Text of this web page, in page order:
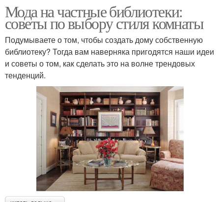
Мода на частные библиотеки:
советы по выбору стиля комнаты
Подумываете о том, чтобы создать дому собственную
библиотеку? Тогда вам наверняка пригодятся наши идеи
и советы о том, как сделать это на волне трендовых
тенденций.